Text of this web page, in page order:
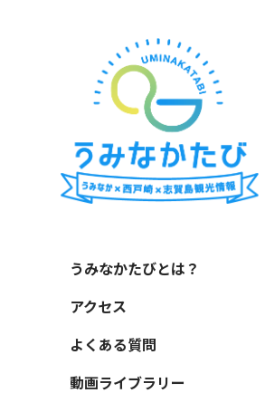
うみなかたびとは？
アクセス
よくある質問
動画ライブラリー